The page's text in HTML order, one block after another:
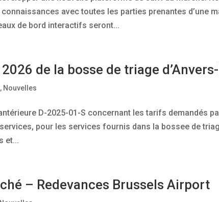
avec toutes les parties prenantes d’une
de bord interactifs seront...
de la bosse de triage
, Nouvelles
D-2025-01-S concernant les tarifs demandés
pour les services fournis dans la bossee de
et...
– Redevances Brussels Airport